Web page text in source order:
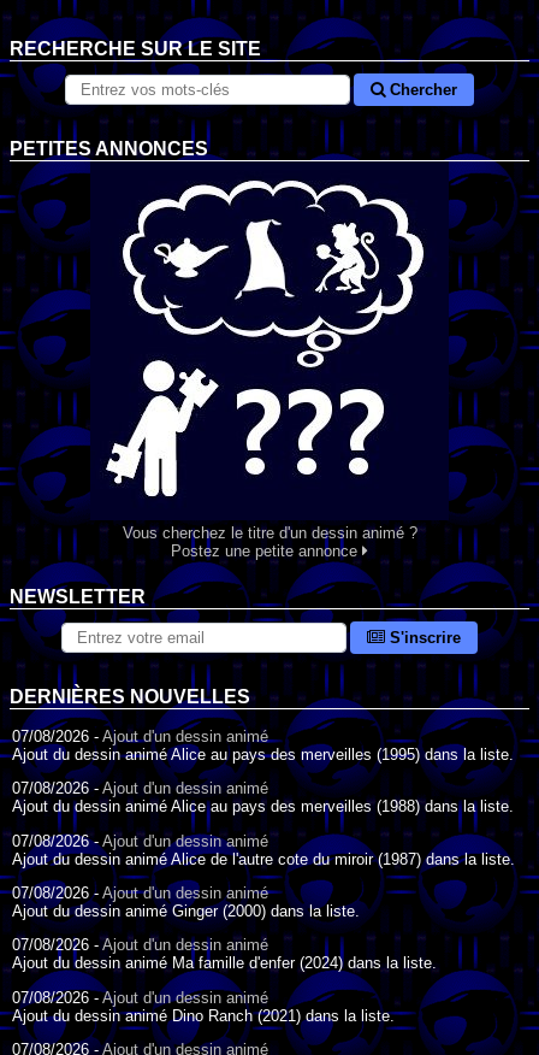
RECHERCHE SUR LE SITE
Chercher
PETITES ANNONCES
Vous cherchez le titre d'un dessin animé ?
Postez une petite annonce
NEWSLETTER
S'inscrire
DERNIÈRES NOUVELLES
07/08/2026 - Ajout d'un dessin animé
Ajout du dessin animé Alice au pays des merveilles (1995) dans la liste.
07/08/2026 -Ajout d'un dessin animé
Ajout du dessin animé Alice au pays des merveilles (1988) dans la liste.
07/08/2026 - Ajout d'un dessin animé
Ajout du dessin animé Alice de l'autre cote du miroir (1987) dans la liste.
07/08/2026 - Ajout d'un dessin animé
Ajout du dessin animé Ginger (2000) dans la liste.
07/08/2026 - Ajout d'un dessin animé
Ajout du dessin animé Ma famille d'enfer (2024) dans la liste.
07/08/2026 -Ajout d'un dessin animé
Ajout du dessin animé Dino Ranch (2021) dans la liste.
07/08/2026 -Ajout d'un dessin animé